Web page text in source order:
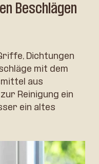
Beschlägen
Dichtungen
mit dem
aus
Reinigung ein
ein altes